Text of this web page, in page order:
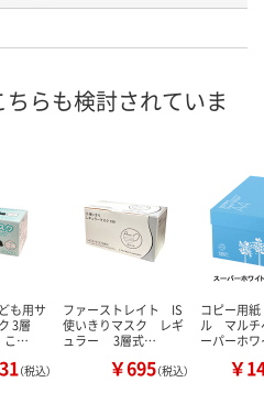
2797427 P677785
あり あり
カゴへ カ
らも検討されていま
も用サ
3層
こ…
（税込）
ファーストレイト IS
使いきりマスク レギ
ュラー 3層式…
￥695（税込）
コピー用
ル マルチ
ーパーホワ
￥